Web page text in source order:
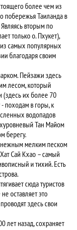
более чем из
побережья Таиланда в
вторым по
только о. Пхукет),
самых популярных
благодаря своим
Пейзажи здесь
лесом, который
их более 70
- походам в горы, к
водопадов
Тан Майом
берегу.
мелким песком
Сай Кхао – самый
и тихий. Есть
сюда туристов
оставляет это
здесь свои
лет назад, сохраняет